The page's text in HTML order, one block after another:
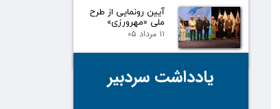
آیین رونمایی از طرح
ملی «مهرورزی»
۱۱ مرداد ۰۵
یادداشت سردبیر